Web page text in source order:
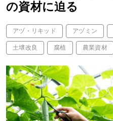
の資材に迫る
アヅ・リキッド アヅミン
土壌改良 腐植 農業資材